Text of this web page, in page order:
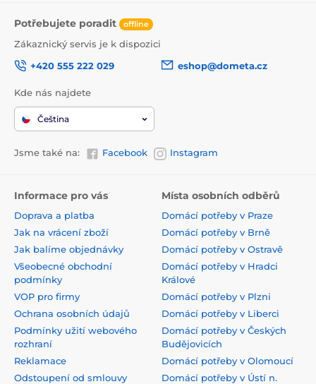
Potřebujete poradit offline
Zákaznický servis je k dispozici
+420 555 222 029
eshop@dometa.cz
Kde nás najdete
Čeština
Jsme také na: Facebook Instagram
Informace pro vás
Doprava a platba
Jak na vrácení zboží
Jak balíme objednávky
Všeobecné obchodní
podmínky
VOP pro firmy
Ochrana osobních údajů
Podmínky užití webového
rozhraní
Reklamace
Odstoupení od smlouvy
Místa osobních odběrů
Domácí potřeby v Praze
Domácí potřeby v Brně
Domácí potřeby v Ostravě
Domácí potřeby v Hradci
Králové
Domácí potřeby v Plzni
Domácí potřeby v Liberci
Domácí potřeby v Českých
Budějovicích
Domácí potřeby v Olomoucí
Domácí potřeby v Ústí n.